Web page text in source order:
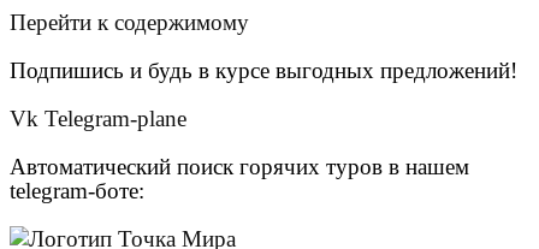
Перейти к содержимому
Подпишись и будь в курсе выгодных предложений!
Vk Telegram-plane
Автоматический поиск горячих туров в нашем
telegram-боте: